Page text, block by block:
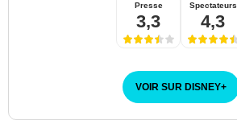
Presse
3,3
Spectateurs
4,3
VOIR SUR DISNEY+